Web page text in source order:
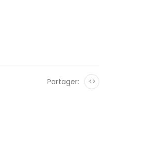
Partager: <>